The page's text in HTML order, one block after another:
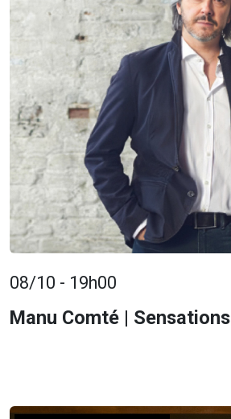
08/10 - 19h00
Manu Comté | Sensations